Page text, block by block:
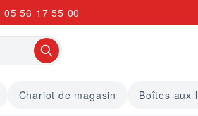
05 56 17 55 00
Chariot de magasin Boîtes aux